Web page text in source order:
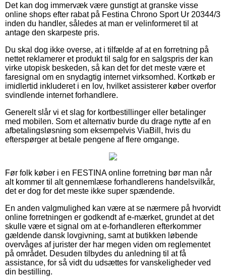
Det kan dog immervæk være gunstigt at granske visse
online shops efter rabat på Festina Chrono Sport Ur 20344/3
inden du handler, således at man er velinformeret til at
antage den skarpeste pris.
Du skal dog ikke overse, at i tilfælde af at en forretning på
nettet reklamerer et produkt til salg for en salgspris der kan
virke utopisk beskeden, så kan det for det meste være et
faresignal om en snydagtig internet virksomhed. Kortkøb er
imidlertid inkluderet i en lov, hvilket assisterer køber overfor
svindlende internet forhandlere.
Generelt slår vi et slag for kortbestillinger eller betalinger
med mobilen. Som et alternativ burde du drage nytte af en
afbetalingsløsning som eksempelvis ViaBill, hvis du
efterspørger at betale pengene af flere omgange.
Før folk køber i en FESTINA online forretning bør man når
alt kommer til alt gennemlæse forhandlerens handelsvilkår,
det er dog for det meste ikke super spændende.
En anden valgmulighed kan være at se nærmere på hvorvidt
online forretningen er godkendt af e-mærket, grundet at det
skulle være et signal om at e-forhandleren efterkommer
gældende dansk lovgivning, samt at butikken løbende
overvåges af jurister der har megen viden om reglementet
på området. Desuden tilbydes du anledning til at få
assistance, for så vidt du udsættes for vanskeligheder ved
din bestilling.